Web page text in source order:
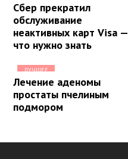
Сбер прекратил
обслуживание
неактивных карт Visa —
что нужно знать
ЛУЧШЕЕ
Лечение аденомы
простаты пчелиным
подмором